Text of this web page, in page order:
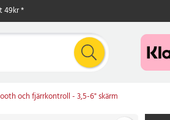
49kr *
och fjärrkontroll - 3,5-6" skärm